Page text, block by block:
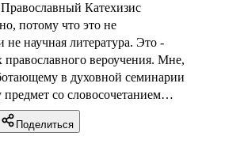
Катехизис
потому что это не
не научная литература. Это -
православного вероучения. Мне,
в духовной семинарии
со словосочетанием
данная работа ,
пригодиться как учебное
Поделиться